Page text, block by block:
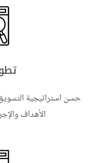
حسن استراتيجية
الأهداف